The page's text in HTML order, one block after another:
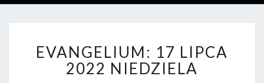
17
LIPCA
2022
EVANGELIUM: 17 LIPCA
2022 NIEDZIELA